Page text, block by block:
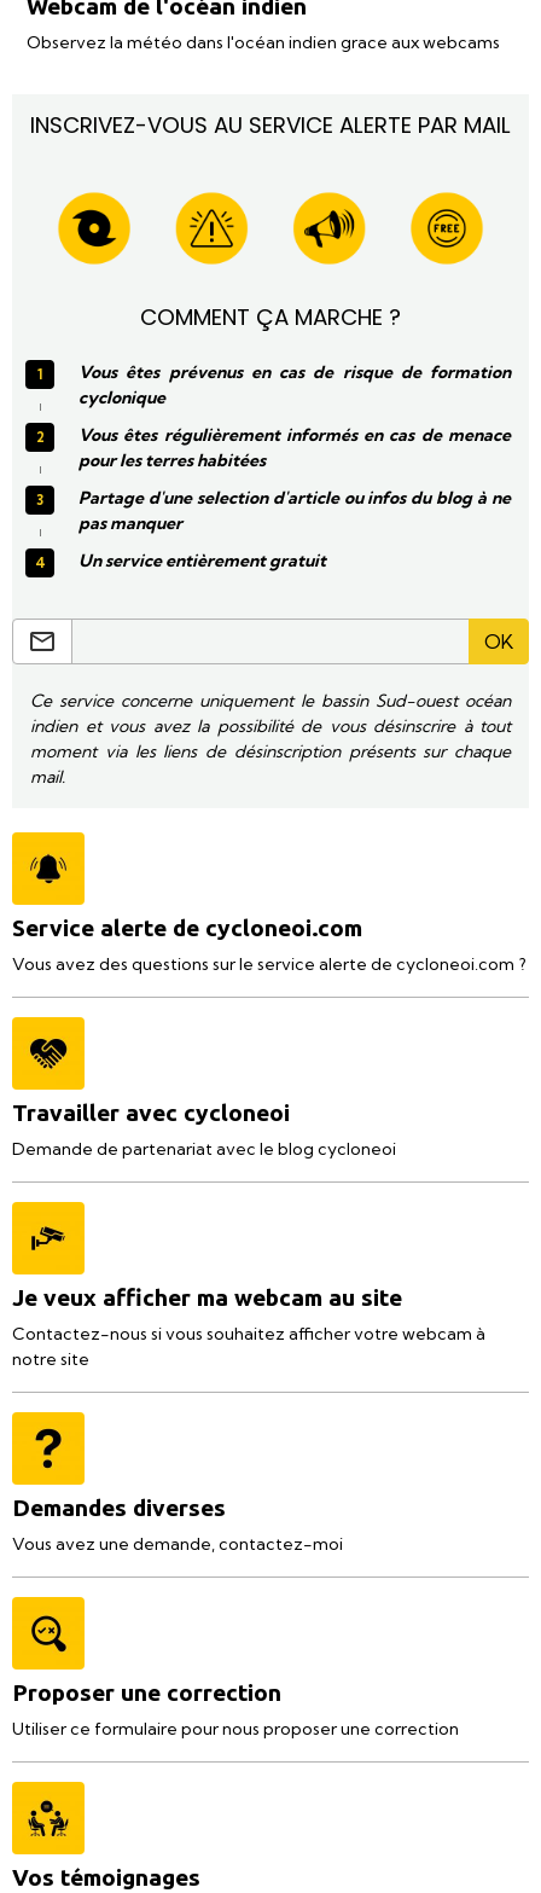
Webcam de l'océan indien
Observez la météo dans l'océan indien grace aux webcams
INSCRIVEZ-VOUS AU SERVICE ALERTE PAR MAIL
COMMENT ÇA MARCHE ?
Vous êtes prévenus en cas de risque de formation
cyclonique
Vous êtes régulièrement informés en cas de menace
pour les terres habitées
Partage d'une selection d'article ou infos du blog à ne
pas manquer
Un service entièrement gratuit
OK
Ce service concerne uniquement le bassin Sud-ouest océan
indien et vous avez la possibilité de vous désinscrire à tout
moment via les liens de désinscription présents sur chaque
mail.
Service alerte de cycloneoi.com
Vous avez des questions sur le service alerte de cycloneoi.com ?
Travailler avec cycloneoi
Demande de partenariat avec le blog cycloneoi
Je veux afficher ma webcam au site
Contactez-nous si vous souhaitez afficher votre webcam à
notre site
Demandes diverses
Vous avez une demande, contactez-moi
Proposer une correction
Utiliser ce formulaire pour nous proposer une correction
Vos témoignages